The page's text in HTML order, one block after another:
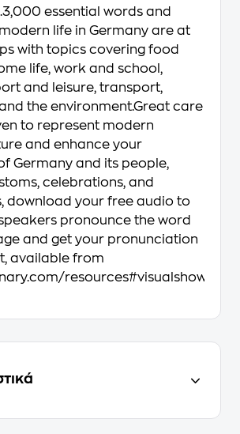
essential words and
life in Germany are at
with topics covering food
life, work and school,
and leisure, transport,
the environment.Great care
to represent modern
and enhance your
Germany and its people,
celebrations, and
download your free audio to
pronounce the word
and get your pronunciation
available from
resources#visualshow